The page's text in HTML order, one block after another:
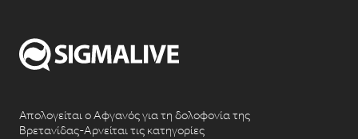
Απολογείται ο Αφγανός για τη δολοφονία της
Βρετανίδας-Αρνείται τις κατηγορίες